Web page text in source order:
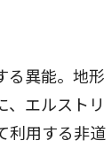
る異能。地形
、エルストリ
利用する非道